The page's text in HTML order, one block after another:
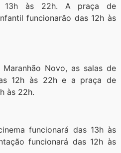
13h às 22h. A praça de
funcionarão das 12h às
Novo, as salas de
12h às 22h e a praça de
às 22h.
funcionará das 13h às
funcionará das 12h às